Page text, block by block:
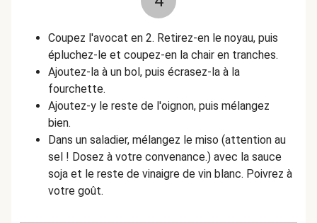
Coupez l'avocat en 2. Retirez-en le noyau, puis
épluchez-le et coupez-en la chair en tranches.
Ajoutez-la à un bol, puis écrasez-la à la
fourchette.
Ajoutez-y le reste de l'oignon, puis mélangez
bien.
Dans un saladier, mélangez le miso (attention au
sel ! Dosez à votre convenance.) avec la sauce
soja et le reste de vinaigre de vin blanc. Poivrez à
votre goût.